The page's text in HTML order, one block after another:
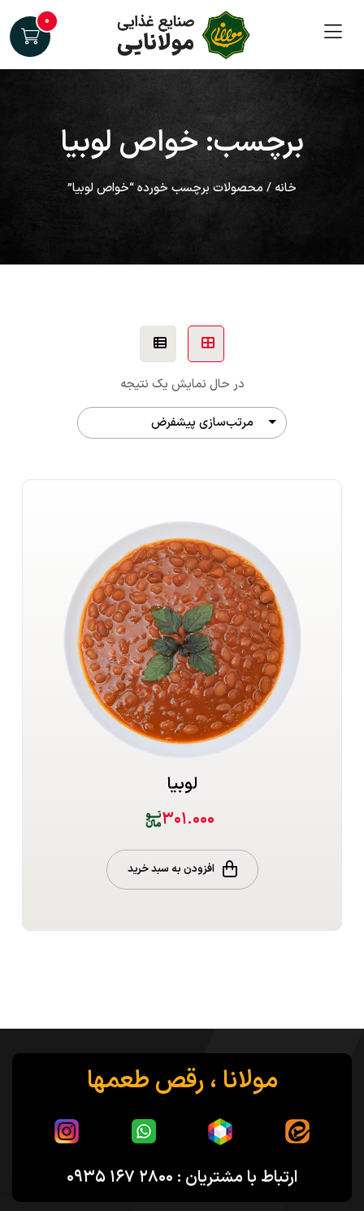
۰
برچسب: خواص لوبیا
خانه / محصولات برچسب خورده “خواص لوبیا”
در حال نمایش یک نتیجه
لوبیا
۳۰۱.۰۰۰
افزودن به سبد خرید
مولانا ، رقص طعمها
ارتباط با مشتریان : ۲۸۰۰ ۱۶۷ ۰۹۳۵